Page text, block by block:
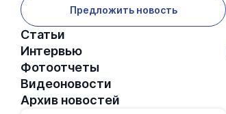
Предложить новость
Статьи
Интервью
Фотоотчеты
Видеоновости
Архив новостей